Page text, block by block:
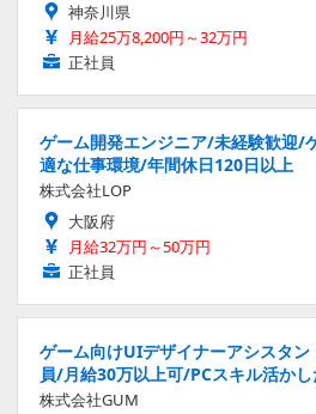
神奈川県
月給25万8,200円～32万円
正社員
ゲーム開発エンジニア/未経験歓迎/
適な仕事環境/年間休日120日以上
株式会社LOP
大阪府
月給32万円～50万円
正社員
ゲーム向けUIデザイナーアシスタ
員/月給30万以上可/PCスキル活か
株式会社GUM